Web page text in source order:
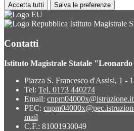
Accetta tutti Salva le preferenze
Istituto Magistrale
Contatti
Istituto Magistrale Statale
Piazza S. Francesco d'Assisi, 1 -
Tel: Tel. 0173 440274
Email: cnpm04000x@istruzione.it
PEC:
mail
C.F.: 81001930049